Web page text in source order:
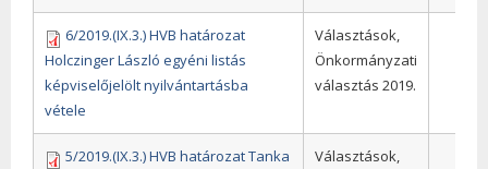
6/2019.(IX.3.) HVB határozat
Holczinger László egyéni listás
képviselőjelölt nyilvántartásba
vétele
Választások,
Önkormányzati
választás 2019.
5/2019.(IX.3.) HVB határozat Tanka
Választások,